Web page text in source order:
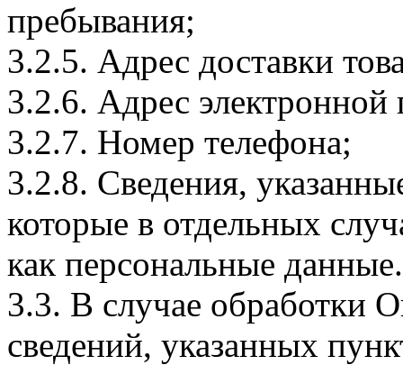
пребывания;
3.2.5. Адрес доставки
3.2.6. Адрес электронной
3.2.7. Номер телефона;
3.2.8. Сведения,
которые в отдельных
как персональные данные.
3.3. В случае обработки
сведений, указанных